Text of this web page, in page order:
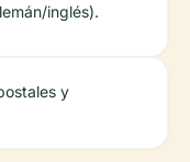
inglés).
y